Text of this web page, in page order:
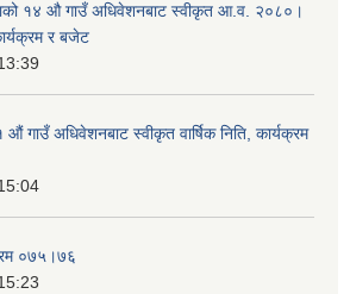
१४ औ गाउँ अधिवेशनबाट स्वीकृत आ.व. २०८०।
र बजेट
अधिवेशनबाट स्वीकृत वार्षिक निति, कार्यक्रम
०७५।७६